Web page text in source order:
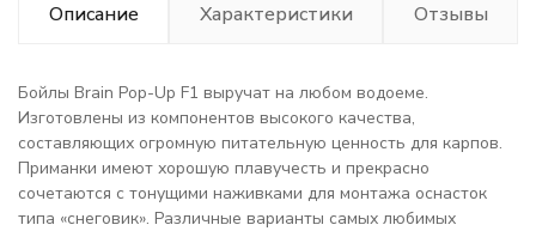
Описание Характеристики Отзывы
Бойлы Brain Pop-Up F1 выручат на любом водоеме.
Изготовлены из компонентов высокого качества,
составляющих огромную питательную ценность для карпов.
Приманки имеют хорошую плавучесть и прекрасно
сочетаются с тонущими наживками для монтажа оснасток
типа «снеговик». Различные варианты самых любимых